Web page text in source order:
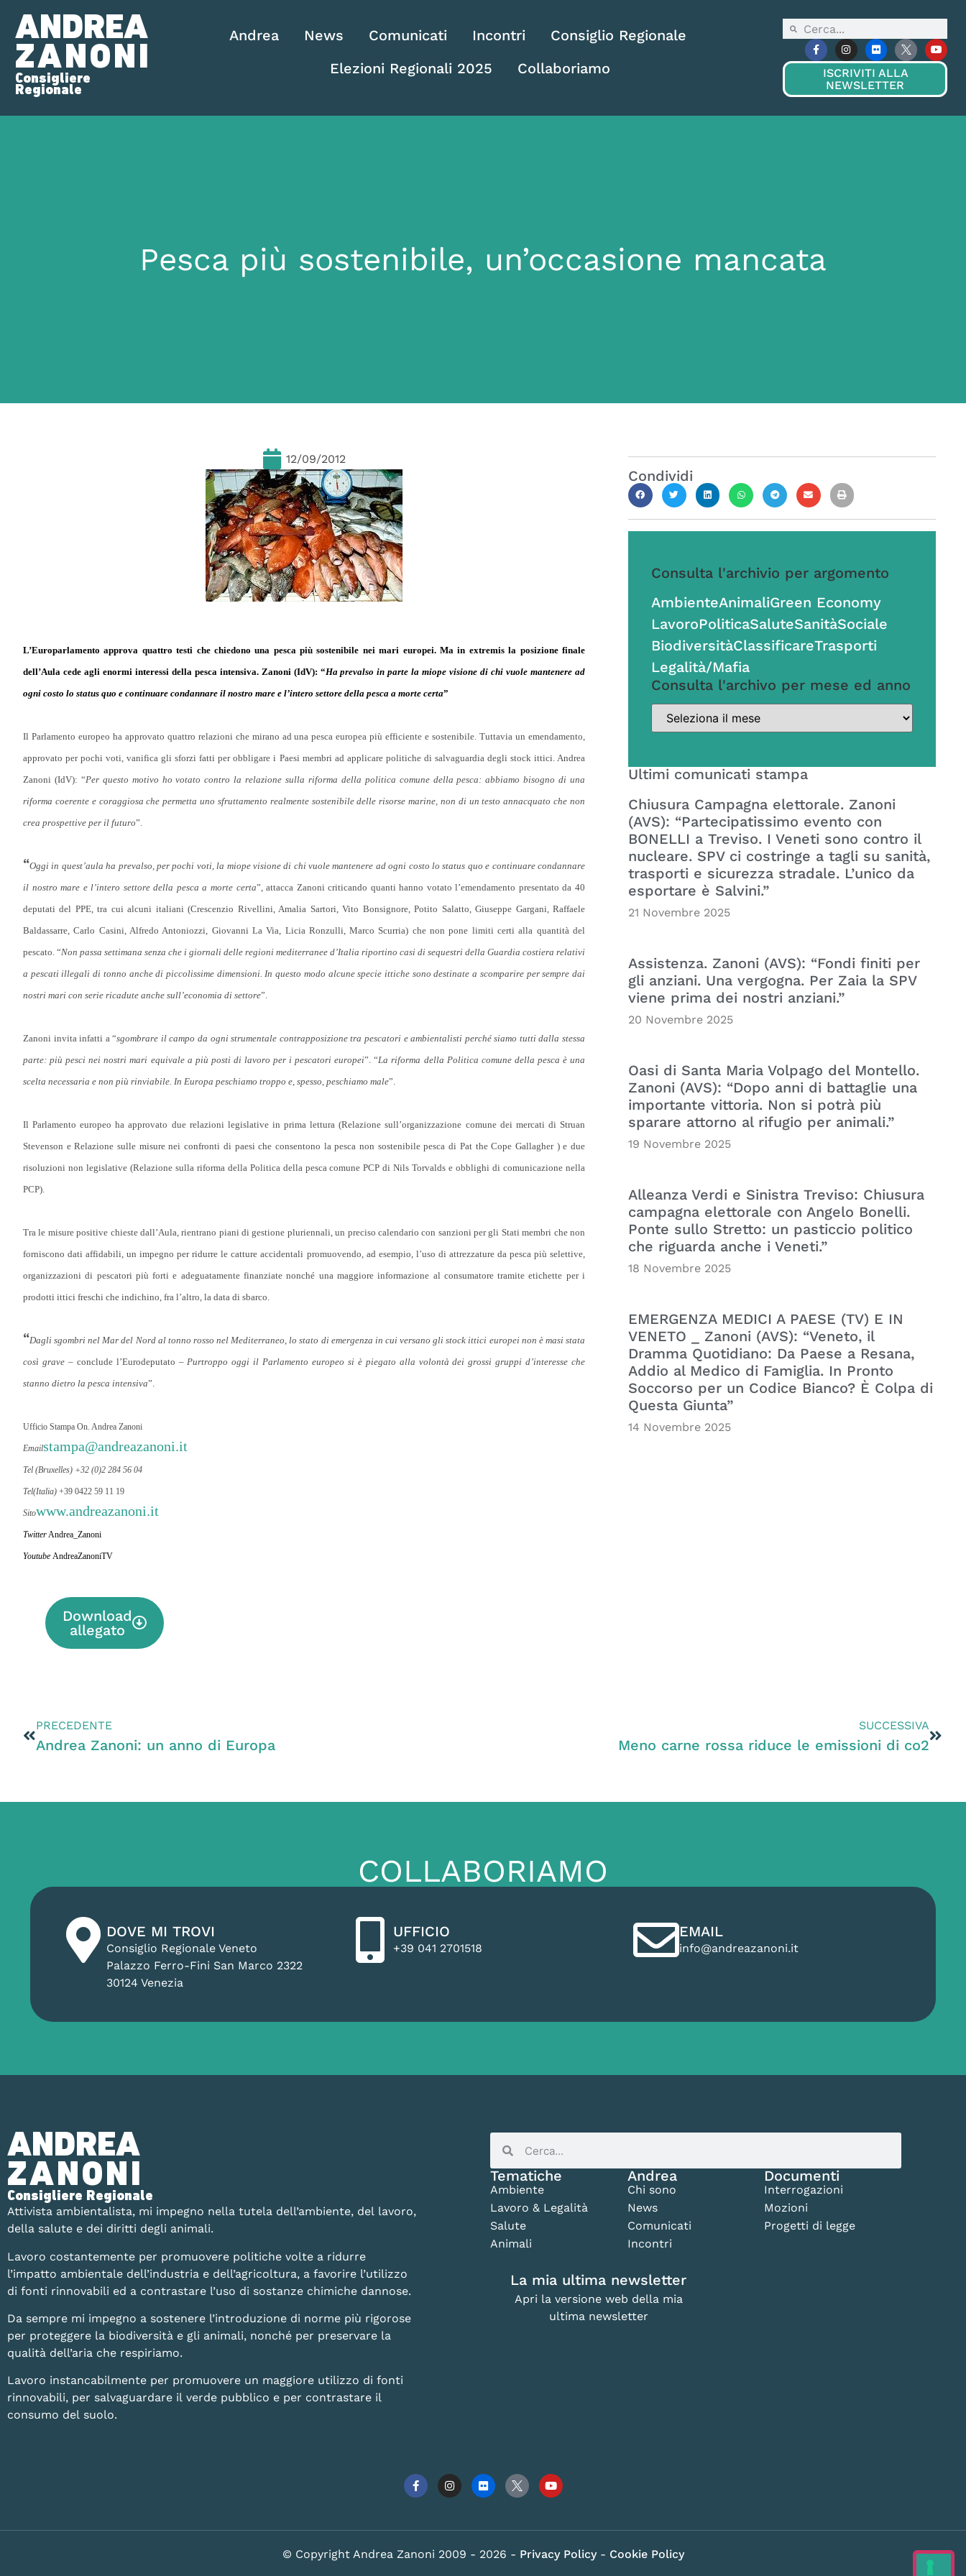
ANDREA
ZANONI
Consigliere
Regionale
Andrea News Comunicati Incontri
Consiglio Regionale
Elezioni Regionali 2025
Collaboriamo
ISCRIVITI ALLA
NEWSLETTER
Pesca più sostenibile, un’occasione mancata
12/09/2012
L’Europarlamento approva quattro testi che chiedono una pesca più sostenibile nei mari europei. Ma in extremis la posizione finale
dell’Aula cede agli enormi interessi della pesca intensiva. Zanoni (IdV): “Haprevalso in parte la miope visione di chi vuole mantenere ad
ogni costo lo status quo e continuare condannare il nostro mare e l’intero settore della pesca a morte certa”
Il Parlamento europeo ha approvato quattro relazioni che mirano ad una pesca europea più efficiente e sostenibile. Tuttavia un emendamento,
approvato per pochi voti, vanifica gli sforzi fatti per obbligare i Paesi membri ad applicare politiche di salvaguardia degli stock ittici. Andrea
Zanoni (IdV): “Per questo motivo ho votato contro la relazione sulla riforma della politica comune della pesca: abbiamo bisogno di una
riforma coerente e coraggiosa che permetta uno sfruttamento realmente sostenibile delle risorse marine, non di un testo annacquato che non
crea prospettive per il futuro”.
“Oggi in quest’aula ha prevalso, per pochi voti, la miope visione di chi vuole mantenere ad ogni costo lo status quo e continuare condannare
il nostro mare e l’intero settore della pesca a morte certa”, attacca Zanoni criticando quanti hanno votato l’emendamento presentato da 40
deputati del PPE, tra cui alcuni italiani (Crescenzio Rivellini, Amalia Sartori, Vito Bonsignore, Potito Salatto, Giuseppe Gargani, Raffaele
Baldassarre, Carlo Casini, Alfredo Antoniozzi, Giovanni La Via, Licia Ronzulli, Marco Scurria) che non pone limiti certi alla quantità del
pescato. “Non passa settimana senza che i giornali delle regioni mediterranee d’Italia riportino casi di sequestri della Guardia costiera relativi
a pescati illegali di tonno anche di piccolissime dimensioni. In questo modo alcune specie ittiche sono destinate a scomparire per sempre dai
nostri mari con serie ricadute anche sull’economia di settore”.
Zanoni invita infatti a “sgombrare il campo da ogni strumentale contrapposizione tra pescatori e ambientalisti perché siamo tutti dalla stessa
parte: più pesci nei nostri mari equivale a più posti di lavoro per i pescatori europei”. “La riforma della Politica comune della pesca è una
scelta necessaria e non più rinviabile. In Europa peschiamo troppo e, spesso, peschiamo male”.
Il Parlamento europeo ha approvato due relazioni legislative in prima lettura (Relazione sull’organizzazione comune dei mercati di Struan
Stevenson e Relazione sulle misure nei confronti di paesi che consentono la pesca non sostenibile pesca di Pat the Cope Gallagher ) e due
risoluzioni non legislative (Relazione sulla riforma della Politica della pesca comune PCP di Nils Torvalds e obblighi di comunicazione nella
PCP).
Tra le misure positive chieste dall’Aula, rientrano piani di gestione pluriennali, un preciso calendario con sanzioni per gli Stati membri che non
forniscono dati affidabili, un impegno per ridurre le catture accidentali promuovendo, ad esempio, l’uso di attrezzature da pesca più selettive,
organizzazioni di pescatori più forti e adeguatamente finanziate nonché una maggiore informazione al consumatore tramite etichette per i
prodotti ittici freschi che indichino, fra l’altro, la data di sbarco.
“Dagli sgombri nel Mar del Nord al tonno rosso nel Mediterraneo, lo stato di emergenza in cui versano gli stock ittici europei non è masi stata
così grave– conclude l’Eurodeputato – Purtroppo oggi il Parlamento europeo si è piegato alla volontà dei grossi gruppi d’interesse che
stanno dietro la pesca intensiva”.
Ufficio Stampa On. Andrea Zanoni
Emailstampa@andreazanoni.it
Tel (Bruxelles) +32 (0)2 284 56 04
Tel(Italia) +39 0422 59 11 19
Sitowww.andreazanoni.it
Twitter Andrea_Zanoni
Youtube AndreaZanoniTV
Download
allegato
Condividi
Consulta l'archivio per argomento
AmbienteAnimaliGreen Economy
LavoroPoliticaSaluteSanitàSociale
BiodiversitàClassificareTrasporti
Legalità/Mafia
Consulta l'archivo per mese ed anno
Ultimi comunicati stampa
Chiusura Campagna elettorale. Zanoni
(AVS): “Partecipatissimo evento con
BONELLI a Treviso. I Veneti sono contro il
nucleare. SPV ci costringe a tagli su sanità,
trasporti e sicurezza stradale. L’unico da
esportare è Salvini.”
21 Novembre 2025
Assistenza. Zanoni (AVS): “Fondi finiti per
gli anziani. Una vergogna. Per Zaia la SPV
viene prima dei nostri anziani.”
20 Novembre 2025
Oasi di Santa Maria Volpago del Montello.
Zanoni (AVS): “Dopo anni di battaglie una
importante vittoria. Non si potrà più
sparare attorno al rifugio per animali.”
19 Novembre 2025
Alleanza Verdi e Sinistra Treviso: Chiusura
campagna elettorale con Angelo Bonelli.
Ponte sullo Stretto: un pasticcio politico
che riguarda anche i Veneti.”
18 Novembre 2025
EMERGENZA MEDICI A PAESE (TV) E IN
VENETO _ Zanoni (AVS): “Veneto, il
Dramma Quotidiano: Da Paese a Resana,
Addio al Medico di Famiglia. In Pronto
Soccorso per un Codice Bianco? È Colpa di
Questa Giunta”
14 Novembre 2025
PRECEDENTE
Andrea Zanoni: un anno di Europa
SUCCESSIVA
Meno carne rossa riduce le emissioni di co2
COLLABORIAMO
DOVE MI TROVI
Consiglio Regionale Veneto
Palazzo Ferro-Fini San Marco 2322
30124 Venezia
UFFICIO
+39 041 2701518
EMAIL
info@andreazanoni.it
ANDREA
ZANONI
Consigliere Regionale
Attivista ambientalista, mi impegno nella tutela dell’ambiente, del lavoro,
della salute e dei diritti degli animali.
Lavoro costantemente per promuovere politiche volte a ridurre
l’impatto ambientale dell’industria e dell’agricoltura, a favorire l’utilizzo
di fonti rinnovabili ed a contrastare l’uso di sostanze chimiche dannose.
Da sempre mi impegno a sostenere l’introduzione di norme più rigorose
per proteggere la biodiversità e gli animali, nonché per preservare la
qualità dell’aria che respiriamo.
Lavoro instancabilmente per promuovere un maggiore utilizzo di fonti
rinnovabili, per salvaguardare il verde pubblico e per contrastare il
consumo del suolo.
Tematiche
Ambiente
Lavoro & Legalità
Salute
Animali
Andrea
Chi sono
News
Comunicati
Incontri
Documenti
Interrogazioni
Mozioni
Progetti di legge
La mia ultima newsletter
Apri la versione web della mia
ultima newsletter
© Copyright Andrea Zanoni 2009 - 2026 - Privacy Policy - Cookie Policy